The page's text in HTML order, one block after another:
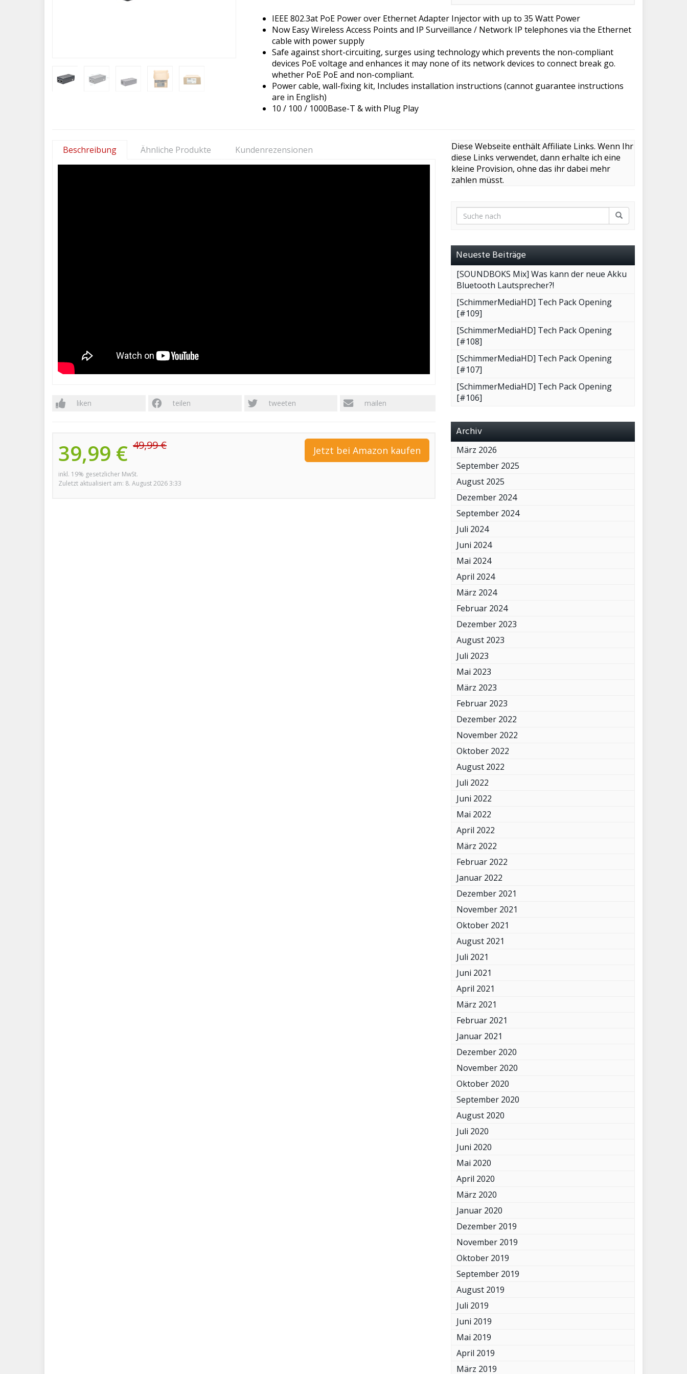
IEEE 802.3at PoE Power over Ethernet Adapter Injector with up to 35 Watt Power
Now Easy Wireless Access Points and IP Surveillance / Network IP telephones via the Ethernet
cable with power supply
Safe against short-circuiting, surges using technology which prevents the non-compliant
devices PoE voltage and enhances it may none of its network devices to connect break go.
whether PoE PoE and non-compliant.
Power cable, wall-fixing kit, Includes installation instructions (cannot guarantee instructions
are in English)
10 / 100 / 1000Base-T & with Plug Play
Beschreibung Ähnliche Produkte Kundenrezensionen
liken teilen tweeten mailen
39,99 € 49,99 €
inkl. 19% gesetzlicher MwSt.
Zuletzt aktualisiert am: 8. August 2026 3:33
Jetzt bei Amazon kaufen
Diese Webseite enthält Affiliate Links. Wenn Ihr
diese Links verwendet, dann erhalte ich eine
kleine Provision, ohne das ihr dabei mehr
zahlen müsst.
Neueste Beiträge
[SOUNDBOKS Mix] Was kann der neue Akku
Bluetooth Lautsprecher?!
[SchimmerMediaHD] Tech Pack Opening
[#109]
[SchimmerMediaHD] Tech Pack Opening
[#108]
[SchimmerMediaHD] Tech Pack Opening
[#107]
[SchimmerMediaHD] Tech Pack Opening
[#106]
Archiv
März 2026
September 2025
August 2025
Dezember 2024
September 2024
Juli 2024
Juni 2024
Mai 2024
April 2024
März 2024
Februar 2024
Dezember 2023
August 2023
Juli 2023
Mai 2023
März 2023
Februar 2023
Dezember 2022
November 2022
Oktober 2022
August 2022
Juli 2022
Juni 2022
Mai 2022
April 2022
März 2022
Februar 2022
Januar 2022
Dezember 2021
November 2021
Oktober 2021
August 2021
Juli 2021
Juni 2021
April 2021
März 2021
Februar 2021
Januar 2021
Dezember 2020
November 2020
Oktober 2020
September 2020
August 2020
Juli 2020
Juni 2020
Mai 2020
April 2020
März 2020
Januar 2020
Dezember 2019
November 2019
Oktober 2019
September 2019
August 2019
Juli 2019
Juni 2019
Mai 2019
April 2019
März 2019